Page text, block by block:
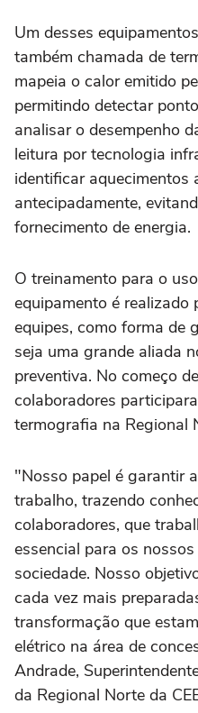
Um desses
também chamada de
mapeia o calor emitido
permitindo detectar
analisar o desempenho
leitura por tecnologia
identificar aquecimentos
antecipadamente,
fornecimento de energia.
O treinamento para o
equipamento é realizado
equipes, como forma de
seja uma grande aliada
preventiva. No começo
colaboradores
termografia na Regional
"Nosso papel é garantir
trabalho, trazendo
colaboradores, que
essencial para os
sociedade. Nosso
cada vez mais
transformação que
elétrico na área de
Andrade,
da Regional Norte da